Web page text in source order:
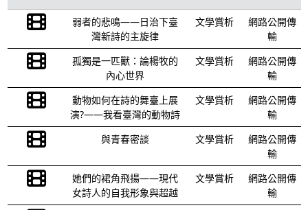
弱者的悲鳴——日治下臺
灣新詩的主旋律
文學賞析
網路公開傳
輸
孤獨是一匹獸：論楊牧的
內心世界
文學賞析
網路公開傳
輸
動物如何在詩的舞臺上展
演?——我看臺灣的動物詩
文學賞析
網路公開傳
輸
與青春密談
文學賞析
網路公開傳
輸
她們的裙角飛揚——現代
女詩人的自我形象與超越
文學賞析
網路公開傳
輸